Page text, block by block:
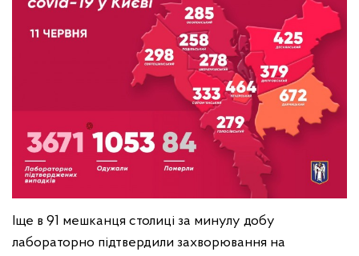
Іще в 91 мешканця столиці за минулу добу
лабораторно підтвердили захворювання на